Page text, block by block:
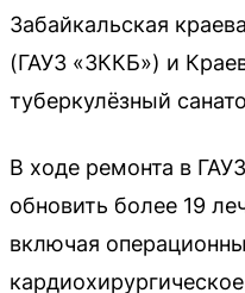
Забайкальская
(ГАУЗ «ЗККБ») и
туберкулёзный
В ходе ремонта в
обновить более 19
включая